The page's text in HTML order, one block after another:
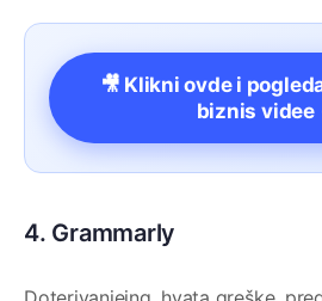
🎥 Klikni ovde i
biznis
4. Grammarly